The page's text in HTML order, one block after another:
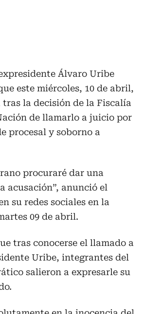
Álvaro Uribe
este miércoles, 10 de abril,
la decisión de la Fiscalía
de llamarlo a juicio por
procesal y soborno a
procuraré dar una
acusación”, anunció el
su redes sociales en la
09 de abril.
tras conocerse el llamado a
Uribe, integrantes del
salieron a expresarle su